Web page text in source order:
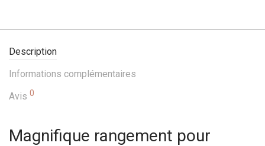
Description
Informations complémentaires
Avis 0
Magnifique rangement pour